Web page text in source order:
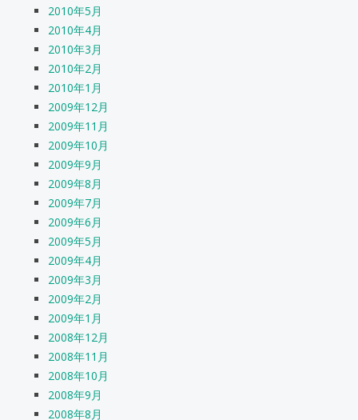
2010年5月
2010年4月
2010年3月
2010年2月
2010年1月
2009年12月
2009年11月
2009年10月
2009年9月
2009年8月
2009年7月
2009年6月
2009年5月
2009年4月
2009年3月
2009年2月
2009年1月
2008年12月
2008年11月
2008年10月
2008年9月
2008年8月